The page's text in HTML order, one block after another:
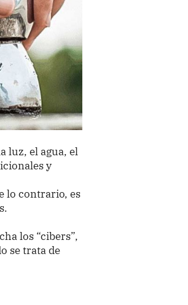
luz, el agua, el
y
lo contrario, es
los “cibers”,
se trata de